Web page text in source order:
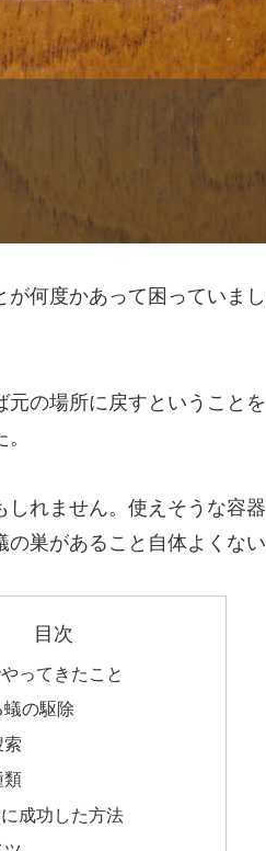
何度かあって困っていま
の場所に戻すということ
れません。使えそうな容
巣があること自体よくない
目次
ってきたこと
蟻の駆除
索
類
成功した方法